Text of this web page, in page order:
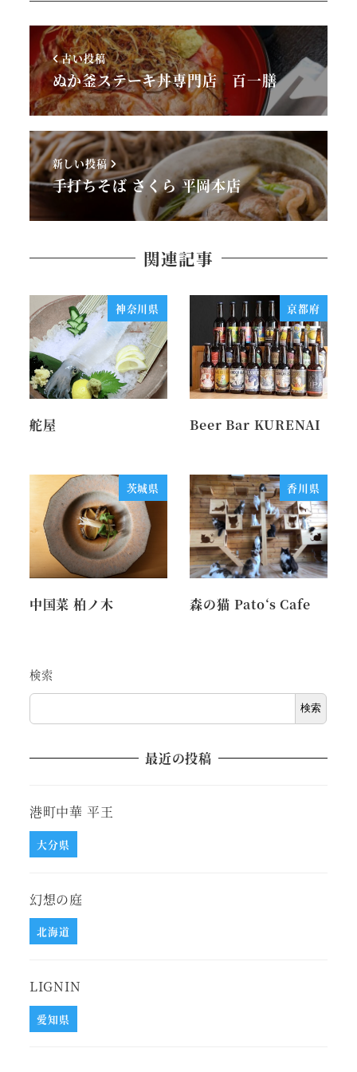
古い投稿
ぬか釜ステーキ丼専門店 百一膳
新しい投稿
手打ちそば さくら 平岡本店
関連記事
神奈川県
舵屋
京都府
Beer Bar KURENAI
茨城県
中国菜 柏ノ木
香川県
森の猫 Pato‘s Cafe
検索
検索
最近の投稿
港町中華 平王
大分県
幻想の庭
北海道
LIGNIN
愛知県